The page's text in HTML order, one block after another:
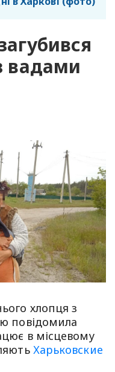
вадами
хлопця з
повідомила
в місцевому
Харьковские